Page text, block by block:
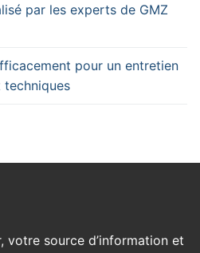
par les experts de GMZ
pour un entretien
techniques
votre source d’information et